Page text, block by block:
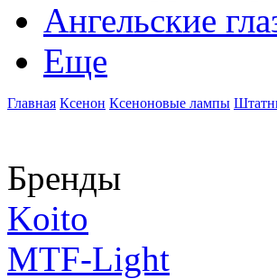
Ангельские
Еще
Главная Ксенон Ксеноновые лампы
Бренды
Koito
MTF-Light